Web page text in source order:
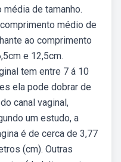
de tamanho.
médio de
ao comprimento
e 12,5cm.
tem entre 7 á 10
ela pode dobrar de
canal vaginal,
um estudo, a
é de cerca de 3,77
(cm). Outras